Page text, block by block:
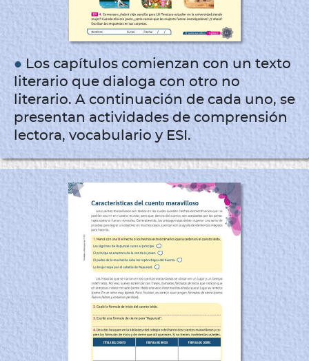
● Los capítulos comienzan con un texto
literario que dialoga con otro no
literario. A continuación de cada uno, se
presentan actividades de comprensión
lectora, vocabulario y ESI.